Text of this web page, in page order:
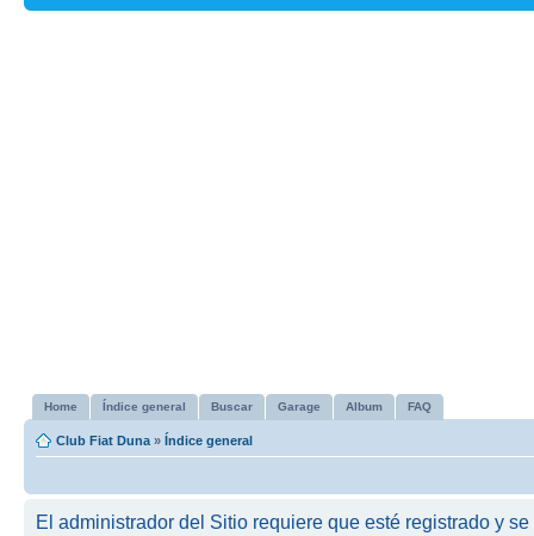
Home Índice general Buscar Garage Album FAQ
Club Fiat Duna » Índice general
El administrador del Sitio requiere que esté registrado y